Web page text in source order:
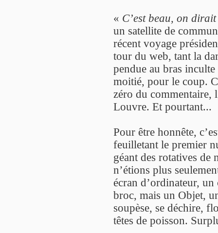
« C’est beau, on
un satellite de
récent voyage
tour du web, tant la
pendue au bras
moitié, pour le coup.
zéro du commentaire,
Louvre. Et pourtant...
Pour être honnête,
feuilletant le premier
géant des rotatives
n’étions plus
écran d’ordinateur,
broc, mais un Objet,
soupèse, se déchire,
têtes de poisson.